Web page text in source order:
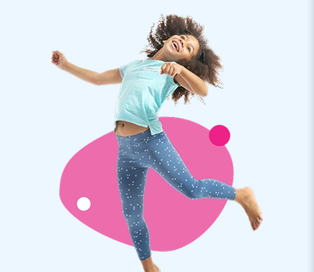
formaat. De glijbaan is voorzien van een vervangbaar glij- en
opstapdek. Ideaal in geval van slijtage en super handig voor
het schoonmaken. Daarnaast is de glijbaan extra makkelijk
op te ruimen doordat het voorzien is van verschillende
luchtuitgangen, zodat de attractie snel weer plat en
oprolbaar is. Overal is aan gedacht. De glijbaan met
kasteel thema wordt geleverd inclusief blower,
verankeringsmateriaal, een transportzak en een duidelijke
handleiding. Alles compleet voor een mooie beleving.
Kwaliteit en garantie
JB kussens zijn op meerdere punten verstevigd en
meervoudig gestikt en zijn gemaakt van sterk, hoge kwaliteit
PVC. Ze zijn daardoor duurzaam en eenvoudig schoon te
houden. De glijbaan wordt tevens door JB geleverd met 5